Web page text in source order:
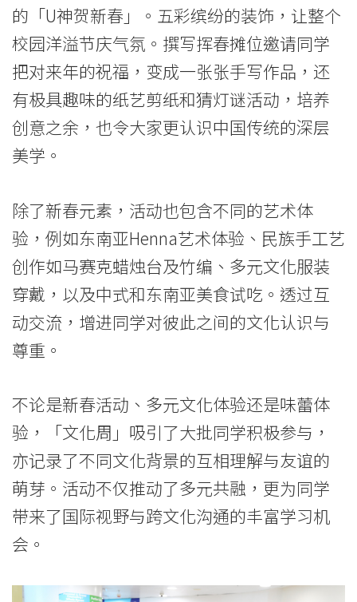
香
港
浸
会
学
的「U神贺新春」。五彩缤纷的装饰，让整个
校园洋溢节庆气氛。撰写挥春摊位邀请同学
把对来年的祝福，变成一张张手写作品，还
有极具趣味的纸艺剪纸和猜灯谜活动，培养
创意之余，也令大家更认识中国传统的深层
美学。
除了新春元素，活动也包含不同的艺术体
验，例如东南亚Henna艺术体验、民族手工艺
创作如马赛克蜡烛台及竹编、多元文化服装
穿戴，以及中式和东南亚美食试吃。透过互
动交流，增进同学对彼此之间的文化认识与
尊重。
不论是新春活动、多元文化体验还是味蕾体
验，「文化周」吸引了大批同学积极参与，
亦记录了不同文化背景的互相理解与友谊的
萌芽。活动不仅推动了多元共融，更为同学
带来了国际视野与跨文化沟通的丰富学习机
会。